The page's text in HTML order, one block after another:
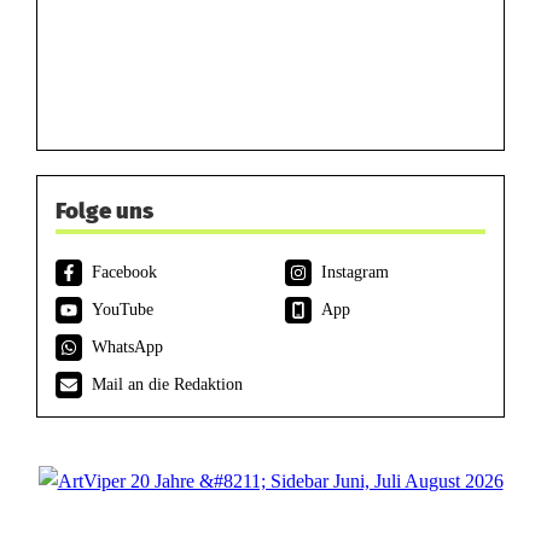
Folge uns
Facebook
Instagram
YouTube
App
WhatsApp
Mail an die Redaktion